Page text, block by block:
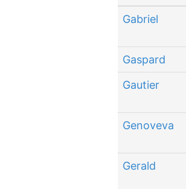
Gabriel
Gaspard
Gautier
Genoveva
Gerald